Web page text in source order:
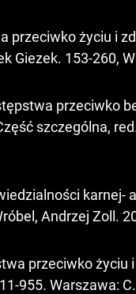
przeciwko życiu i
Giezek. 153-260,
przeciwko
szczególna,
karnej-
Andrzej Zoll.
przeciwko życiu
955. Warszawa: